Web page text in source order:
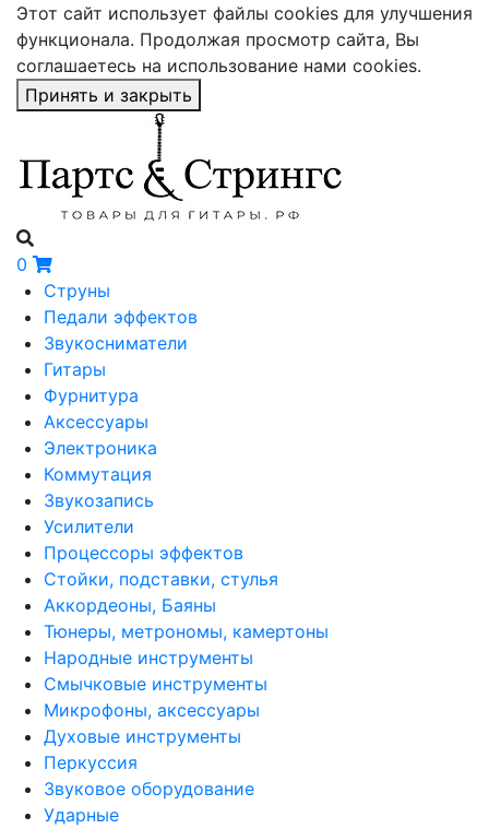
Этот сайт использует файлы cookies для улучшения
функционала. Продолжая просмотр сайта, Вы
соглашаетесь на использование нами cookies.
Принять и закрыть
0
Струны
Педали эффектов
Звукосниматели
Гитары
Фурнитура
Аксессуары
Электроника
Коммутация
Звукозапись
Усилители
Процессоры эффектов
Стойки, подставки, стулья
Аккордеоны, Баяны
Тюнеры, метрономы, камертоны
Народные инструменты
Смычковые инструменты
Микрофоны, аксессуары
Духовые инструменты
Перкуссия
Звуковое оборудование
Ударные